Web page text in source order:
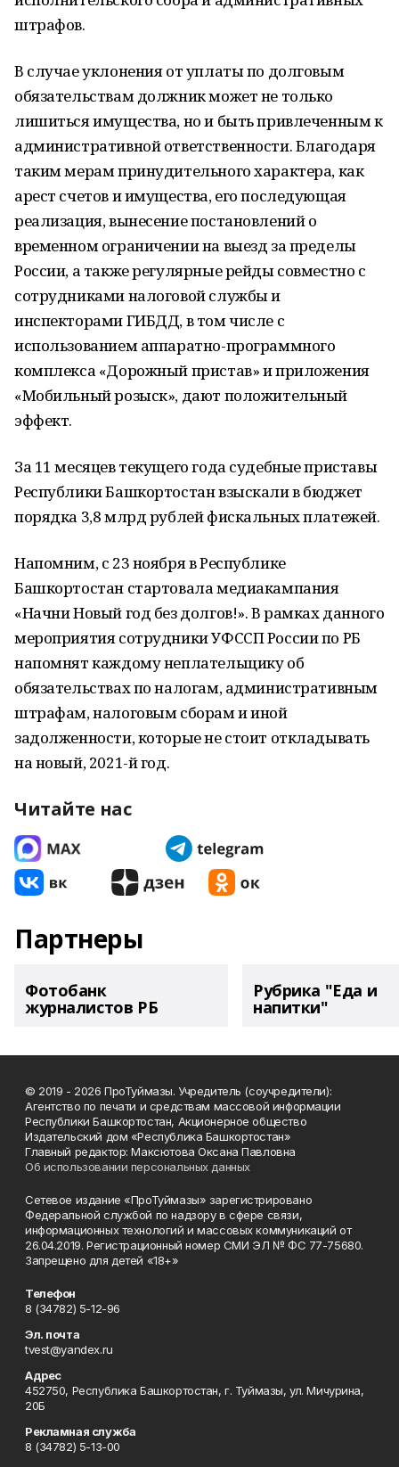
штрафов.
В случае уклонения от уплаты по долговым
обязательствам должник может не только
лишиться имущества, но и быть привлеченным к
административной ответственности. Благодаря
таким мерам принудительного характера, как
арест счетов и имущества, его последующая
реализация, вынесение постановлений о
временном ограничении на выезд за пределы
России, а также регулярные рейды совместно с
сотрудниками налоговой службы и
инспекторами ГИБДД, в том числе с
использованием аппаратно-программного
комплекса «Дорожный пристав» и приложения
«Мобильный розыск», дают положительный
эффект.
За 11 месяцев текущего года судебные приставы
Республики Башкортостан взыскали в бюджет
порядка 3,8 млрд рублей фискальных платежей.
Напомним, с 23 ноября в Республике
Башкортостан стартовала медиакампания
«Начни Новый год без долгов!». В рамках данного
мероприятия сотрудники УФССП России по РБ
напомнят каждому неплательщику об
обязательствах по налогам, административным
штрафам, налоговым сборам и иной
задолженности, которые не стоит откладывать
на новый, 2021-й год.
Читайте нас
Партнеры
Фотобанк
журналистов РБ
Рубрика "Еда и
напитки"
© 2019 - 2026 ПроТуймазы. Учредитель (соучредители):
Агентство по печати и средствам массовой информации
Республики Башкортостан, Акционерное общество
Издательский дом «Республика Башкортостан»
Главный редактор: Максютова Оксана Павловна
Об использовании персональных данных
Сетевое издание «ПроТуймазы» зарегистрировано
Федеральной службой по надзору в сфере связи,
информационных технологий и массовых коммуникаций от
26.04.2019. Регистрационный номер СМИ ЭЛ № ФС 77-75680.
Запрещено для детей «18+»
Телефон
8 (34782) 5-12-96
Эл. почта
tvest@yandex.ru
Адрес
452750, Республика Башкортостан, г. Туймазы, ул. Мичурина,
20Б
Рекламная служба
8 (34782) 5-13-00